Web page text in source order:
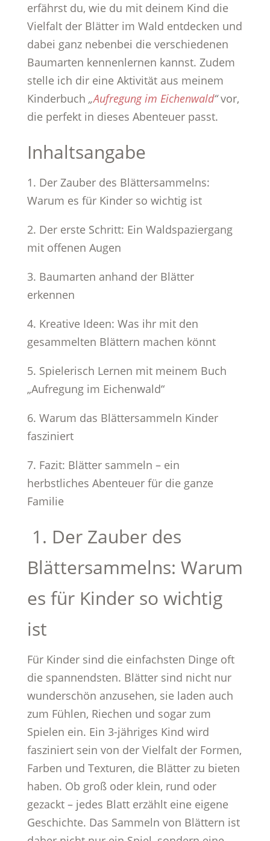
erfährst du, wie du mit deinem Kind die
Vielfalt der Blätter im Wald entdecken und
dabei ganz nebenbei die verschiedenen
Baumarten kennenlernen kannst. Zudem
stelle ich dir eine Aktivität aus meinem
Kinderbuch „Aufregung im Eichenwald“vor,
die perfekt in dieses Abenteuer passt.
Inhaltsangabe
1. Der Zauber des Blättersammelns:
Warum es für Kinder so wichtig ist
2. Der erste Schritt: Ein Waldspaziergang
mit offenen Augen
3. Baumarten anhand der Blätter
erkennen
4. Kreative Ideen: Was ihr mit den
gesammelten Blättern machen könnt
5. Spielerisch Lernen mit meinem Buch
„Aufregung im Eichenwald“
6. Warum das Blättersammeln Kinder
fasziniert
7. Fazit: Blätter sammeln – ein
herbstliches Abenteuer für die ganze
Familie
1. Der Zauber des
Blättersammelns: Warum
es für Kinder so wichtig
ist
Für Kinder sind die einfachsten Dinge oft
die spannendsten. Blätter sind nicht nur
wunderschön anzusehen, sie laden auch
zum Fühlen, Riechen und sogar zum
Spielen ein. Ein 3-jähriges Kind wird
fasziniert sein von der Vielfalt der Formen,
Farben und Texturen, die Blätter zu bieten
haben. Ob groß oder klein, rund oder
gezackt – jedes Blatt erzählt eine eigene
Geschichte. Das Sammeln von Blättern ist